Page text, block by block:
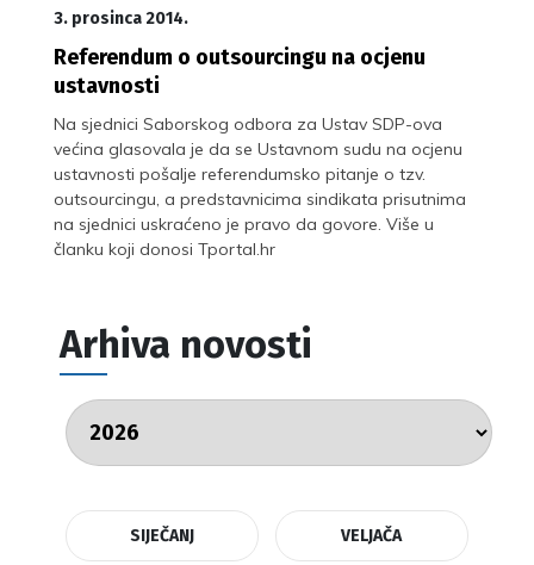
3. prosinca 2014.
Referendum o outsourcingu na ocjenu
ustavnosti
Na sjednici Saborskog odbora za Ustav SDP-ova
većina glasovala je da se Ustavnom sudu na ocjenu
ustavnosti pošalje referendumsko pitanje o tzv.
outsourcingu, a predstavnicima sindikata prisutnima
na sjednici uskraćeno je pravo da govore. Više u
članku koji donosi Tportal.hr
Arhiva novosti
SIJEČANJ VELJAČA